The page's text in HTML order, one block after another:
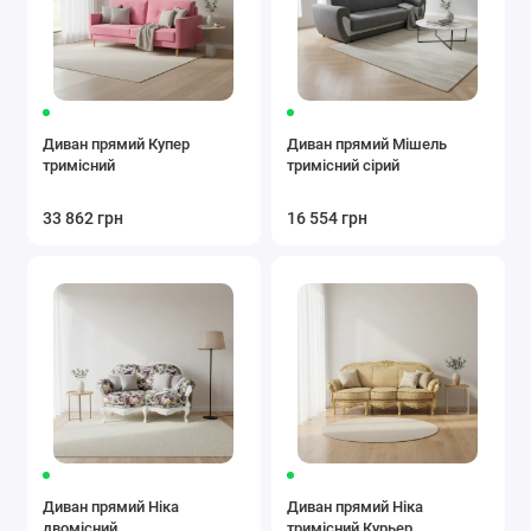
Диван прямий Купер
тримісний
33 862 грн
Диван прямий Мішель
тримісний сірий
16 554 грн
Диван прямий Ніка
Диван прямий Ніка